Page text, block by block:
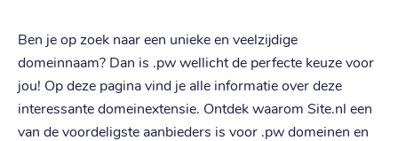
Ben je op zoek naar een unieke en veelzijdige
domeinnaam? Dan is .pw wellicht de perfecte keuze voor
jou! Op deze pagina vind je alle informatie over deze
interessante domeinextensie. Ontdek waarom Site.nl een
van de voordeligste aanbieders is voor .pw domeinen en